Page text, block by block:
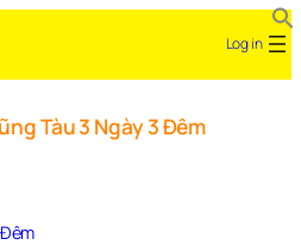
Log in
Tàu 3 Ngày 3 Đêm